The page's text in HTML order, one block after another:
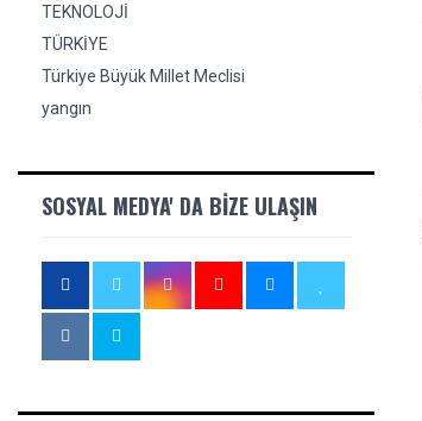
TEKNOLOJİ
TÜRKİYE
Türkiye Büyük Millet Meclisi
yangın
SOSYAL MEDYA' DA BIZE ULAŞIN